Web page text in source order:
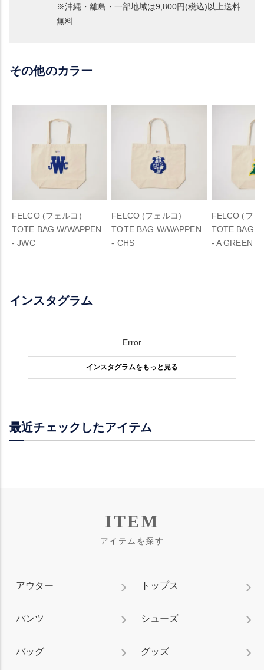
※沖縄・離島・一部地域は9,800円(税込)以上送料
無料
その他のカラー
FELCO (フェルコ)
TOTE BAG W/WAPPEN
- JWC
FELCO (フェルコ)
TOTE BAG W/WAPPEN
- CHS
FELCO (フェ
TOTE BAG
- A GREEN
インスタグラム
Error
インスタグラムをもっと見る
最近チェックしたアイテム
ITEM
アイテムを探す
アウター トップス
パンツ シューズ
バッグ グッズ